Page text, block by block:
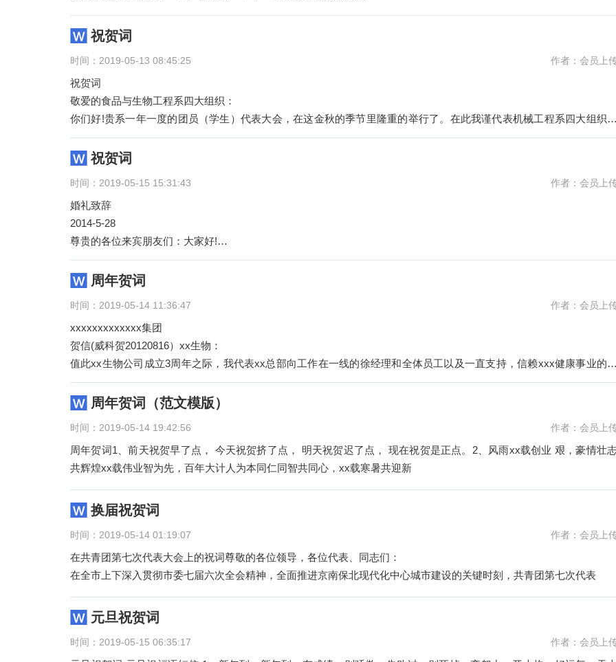
祝贺词
时间：2019-05-13 08:45:25 作者：会员上
祝贺词
敬爱的食品与生物工程系四大组织：
你们好!贵系一年一度的团员（学生）代表大会，在这金秋的季节里隆重的举行了。在此我谨代表机械工程系四大组织对
贵系本届团员（学生）代表大
祝贺词
时间：2019-05-15 15:31:43 作者：会员上
婚礼致辞
2014-5-28
尊贵的各位来宾朋友们：大家好!
今天对我而言无疑是一个无比重大的日子，我怀着沉甸甸的喜悦之情，千里迢迢从武汉来到这片国色天香、富贵袭人之
年帝都。我
周年贺词
时间：2019-05-14 11:36:47 作者：会员上
xxxxxxxxxxxxx集团
贺信(威科贺20120816）xx生物：
值此xx生物公司成立3周年之际，我代表xx总部向工作在一线的徐经理和全体员工以及一直支持，信赖xxx健康事业的科
力斯家人们表示热
周年贺词（范文模版）
时间：2019-05-14 19:42:56 作者：会员上
周年贺词1、前天祝贺早了点， 今天祝贺挤了点， 明天祝贺迟了点， 现在祝贺是正点。2、风雨xx载创业 艰，豪情壮
共辉煌xx载伟业智为先，百年大计人为本同仁同智共同心，xx载寒暑共迎新
换届祝贺词
时间：2019-05-14 01:19:07 作者：会员上
在共青团第七次代表大会上的祝词尊敬的各位领导，各位代表、同志们：
在全市上下深入贯彻市委七届六次全会精神，全面推进京南保北现代化中心城市建设的关键时刻，共青团第七次代表
元旦祝贺词
时间：2019-05-15 06:35:17 作者：会员上